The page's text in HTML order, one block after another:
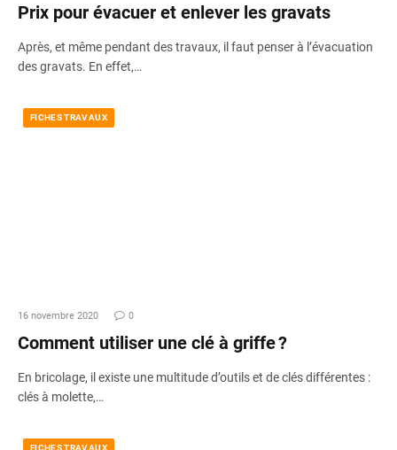
Prix pour évacuer et enlever les gravats
Après, et même pendant des travaux, il faut penser à l’évacuation
des gravats. En effet,…
FICHES TRAVAUX
16 novembre 2020 0
Comment utiliser une clé à griffe ?
En bricolage, il existe une multitude d’outils et de clés différentes :
clés à molette,…
FICHES TRAVAUX